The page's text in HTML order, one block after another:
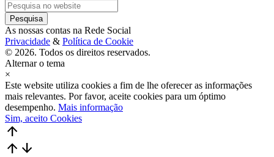
As nossas contas na Rede Social
Privacidade & Política de Cookie
© 2026. Todos os direitos reservados.
Alternar o tema
×
Este website utiliza cookies a fim de lhe oferecer as informações
mais relevantes. Por favor, aceite cookies para um óptimo
desempenho. Mais informação
Sim, aceito Cookies
arrow_upward
arrow_upward arrow_downward